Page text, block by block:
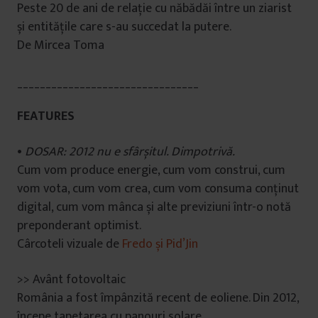
Peste 20 de ani de relație cu năbădăi între un ziarist
și entitățile care s-au succedat la putere.
De Mircea Toma
FEATURES
• DOSAR: 2012 nu e sfârșitul. Dimpotrivă.
Cum vom produce energie, cum vom construi, cum
vom vota, cum vom crea, cum vom consuma conținut
digital, cum vom mânca și alte previziuni într-o notă
preponderant optimist.
Cârcoteli vizuale de Fredo și Pid’Jin
>> Avânt fotovoltaic
România a fost împânzită recent de eoliene. Din 2012,